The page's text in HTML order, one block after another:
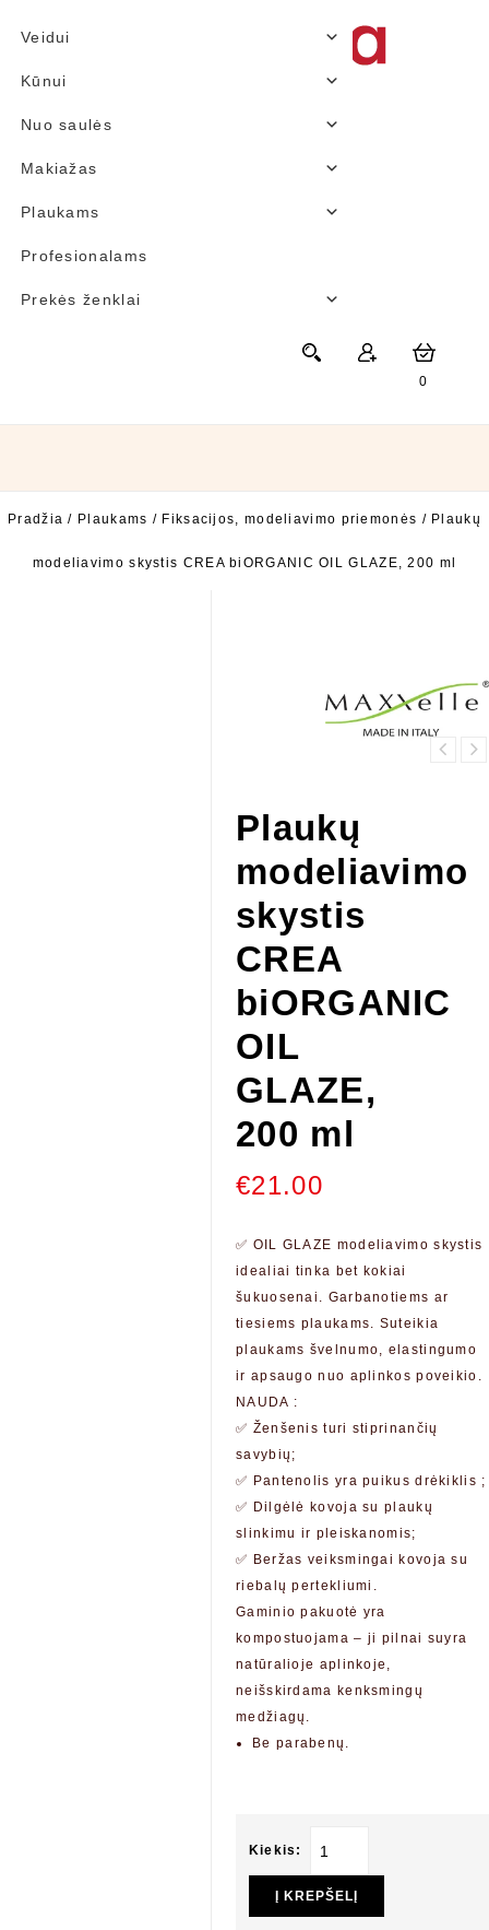
Veidui
Kūnui
Nuo saulės
Makiažas
Plaukams
Profesionalams
Prekės ženklai
0
Pradžia / Plaukams / Fiksacijos, modeliavimo priemonės / Plaukų
modeliavimo skystis CREA biORGANIC OIL GLAZE, 200 ml
Plaukų
modeliavimo
skystis
CREA
biORGANIC
OIL
GLAZE,
200 ml
€21.00
✅ OIL GLAZE modeliavimo skystis
idealiai tinka bet kokiai
šukuosenai. Garbanotiems ar
tiesiems plaukams. Suteikia
plaukams švelnumo, elastingumo
ir apsaugo nuo aplinkos poveikio.
NAUDA :
✅ Ženšenis turi stiprinančių
savybių;
✅ Pantenolis yra puikus drėkiklis ;
✅ Dilgėlė kovoja su plaukų
slinkimu ir pleiskanomis;
✅ Beržas veiksmingai kovoja su
riebalų pertekliumi.
Gaminio pakuotė yra
kompostuojama – ji pilnai suyra
natūralioje aplinkoje,
neišskirdama kenksmingų
medžiagų.
Be parabenų.
Kiekis:
Į KREPŠELĮ